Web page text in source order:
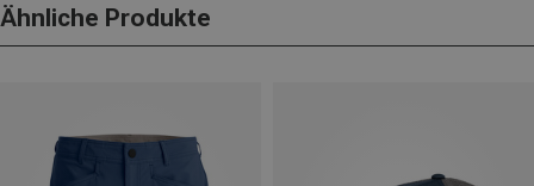
Ähnliche Produkte